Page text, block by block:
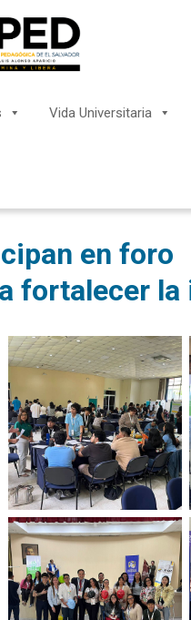
Vida Universitaria
en foro
fortalecer